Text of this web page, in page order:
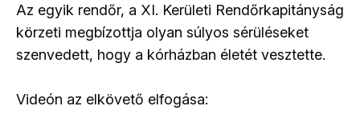
Az egyik rendőr, a XI. Kerületi Rendőrkapitányság
körzeti megbízottja olyan súlyos sérüléseket
szenvedett, hogy a kórházban életét vesztette.
Videón az elkövető elfogása: